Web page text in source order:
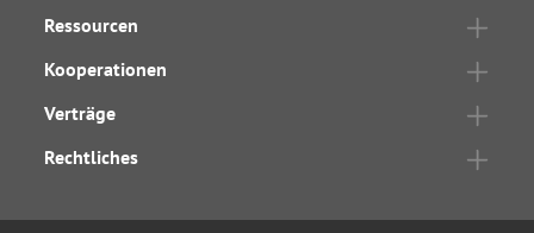
Ressourcen
Kooperationen
Verträge
Rechtliches